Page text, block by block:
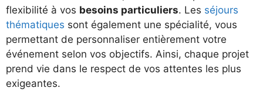
flexibilité à vos besoins particuliers. Les séjours
thématiques sont également une spécialité, vous
permettant de personnaliser entièrement votre
événement selon vos objectifs. Ainsi, chaque projet
prend vie dans le respect de vos attentes les plus
exigeantes.